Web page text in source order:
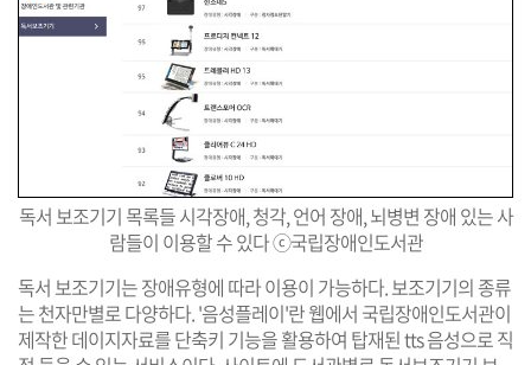
독서 보조기기 목록들 시각장애, 청각, 언어 장애, 뇌병변 장애 있는 사
람들이 이용할 수 있다 ⓒ국립장애인도서관
독서 보조기기는 장애유형에 따라 이용이 가능하다. 보조기기의 종류
는 천자만별로 다양하다. '음성플레이'란 웹에서 국립장애인도서관이
제작한 데이지자료를 단축키 기능을 활용하여 탑재된 tts 음성으로 직